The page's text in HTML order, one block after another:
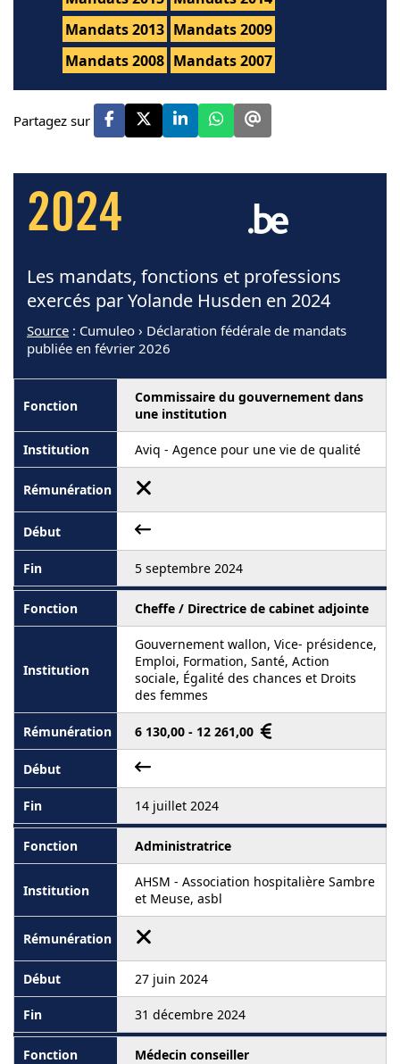
Mandats 2013 Mandats 2009
Mandats 2008 Mandats 2007
Partagez sur
2024
Les mandats, fonctions et professions
exercés par Yolande Husden en 2024
Source : Cumuleo › Déclaration fédérale de mandats
publiée en février 2026
Commissaire du gouvernement dans
une institution
Aviq - Agence pour une vie de qualité
5 septembre 2024
Cheffe / Directrice de cabinet adjointe
Gouvernement wallon, Vice- présidence,
Emploi, Formation, Santé, Action
sociale, Égalité des chances et Droits
des femmes
6 130,00 - 12 261,00
14 juillet 2024
Administratrice
AHSM - Association hospitalière Sambre
et Meuse, asbl
27 juin 2024
31 décembre 2024
Médecin conseiller